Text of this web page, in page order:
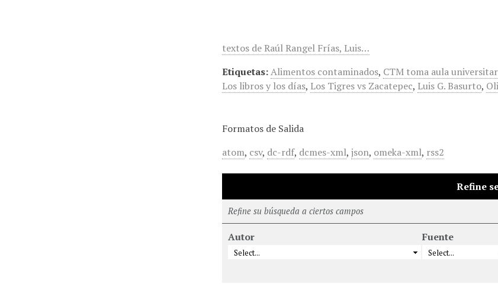
textos de Raúl Rangel Frías, Luis…
Etiquetas:Alimentos contaminados, CTM toma aula
Los libros y los días, Los Tigres vs Zacatepec, Luis G. Basurto,
Formatos de Salida
atom, csv, dc-rdf, dcmes-xml,json, omeka-xml, rss2
Refine
Refine su búsqueda a ciertos campos
Autor Fuente